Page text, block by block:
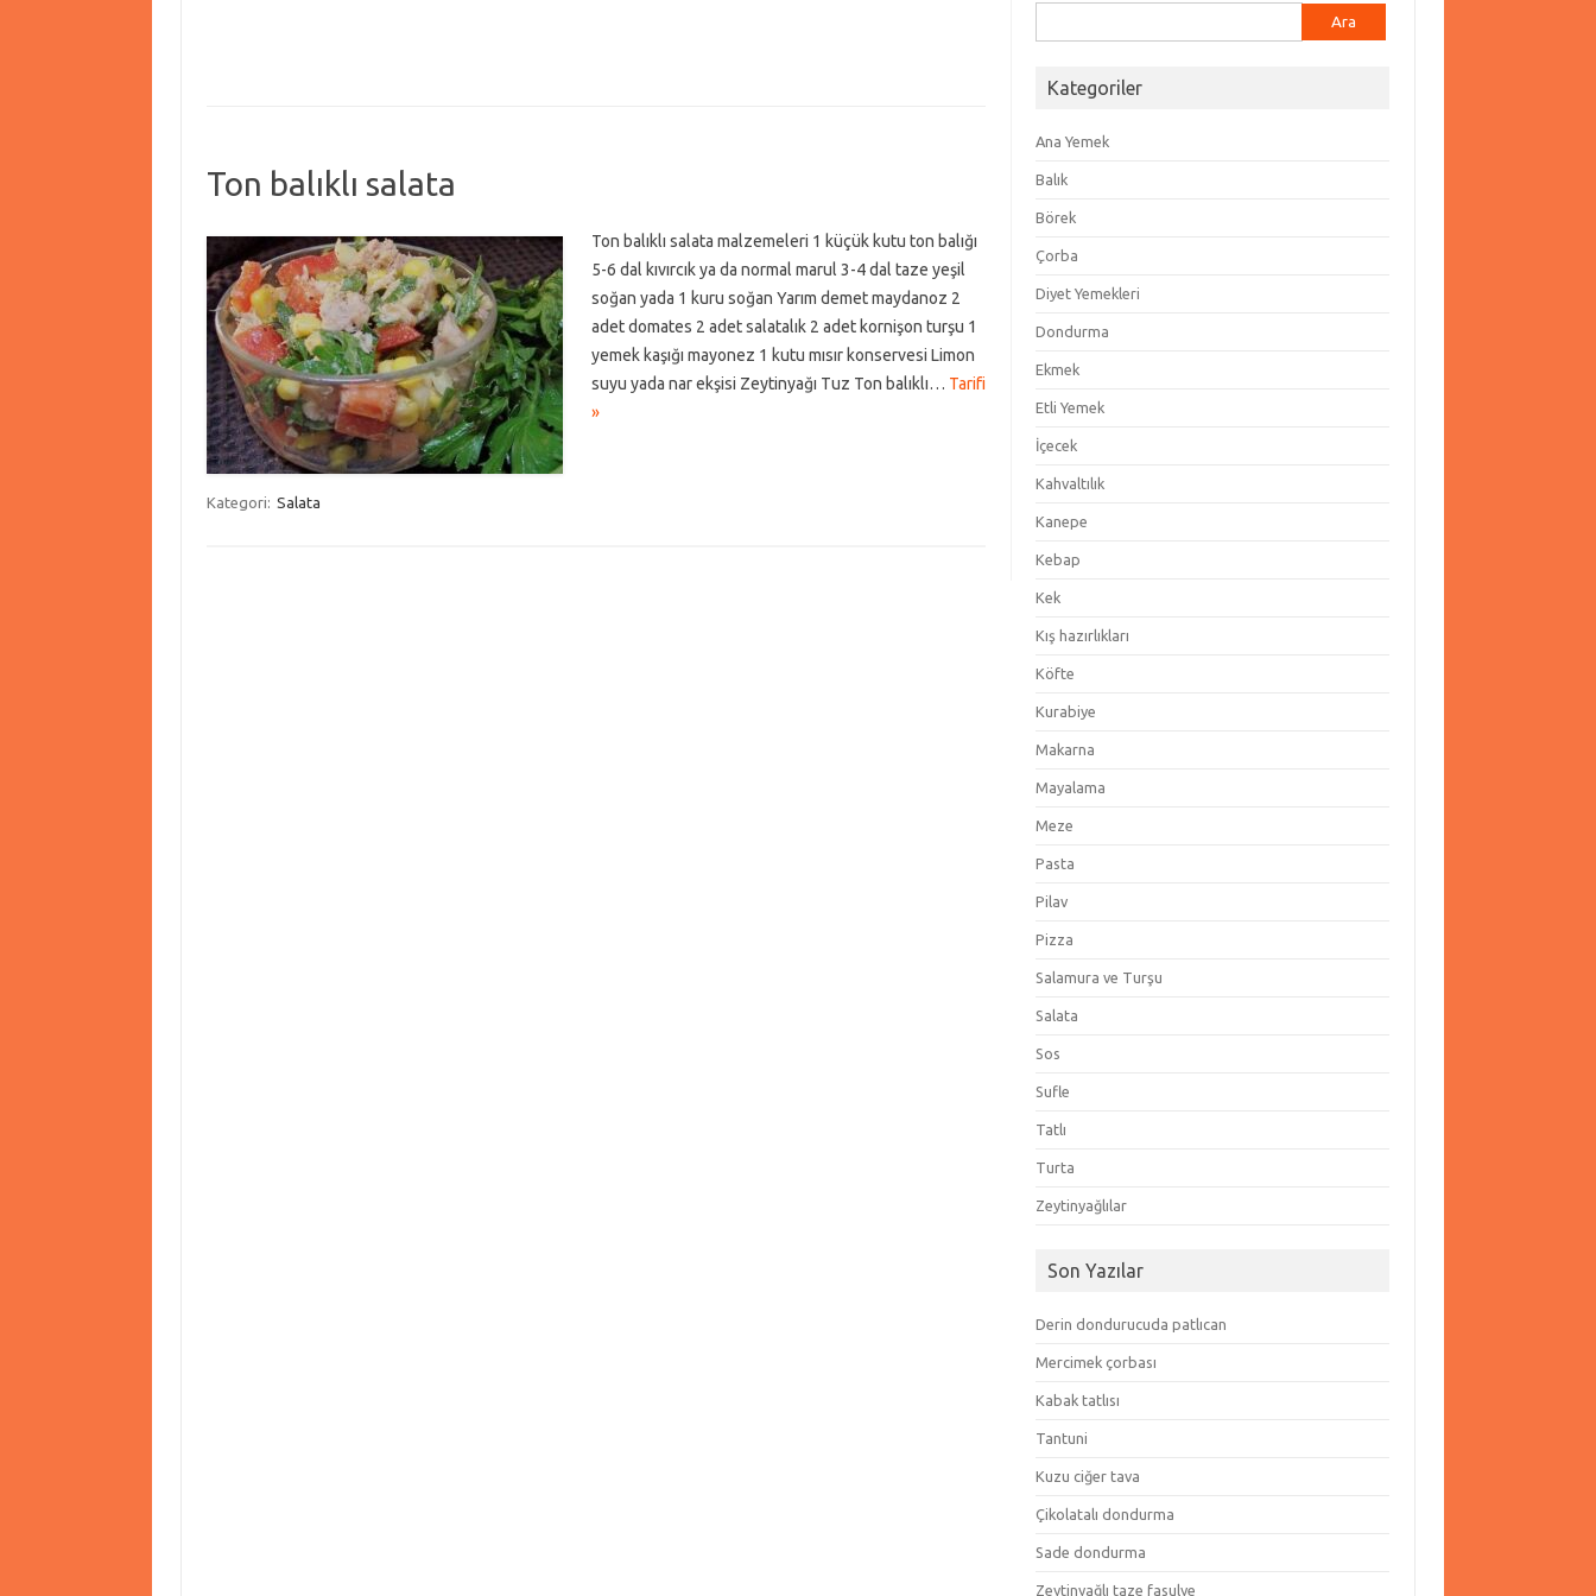
Ton balıklı salata
Ton balıklı salata malzemeleri 1 küçük kutu ton balığı
5-6 dal kıvırcık ya da normal marul 3-4 dal taze yeşil
soğan yada 1 kuru soğan Yarım demet maydanoz 2
adet domates 2 adet salatalık 2 adet kornişon turşu 1
yemek kaşığı mayonez 1 kutu mısır konservesi Limon
suyu yada nar ekşisi Zeytinyağı Tuz Ton balıklı… Tarifi
»
Kategori: Salata
Kategoriler
Ana Yemek
Balık
Börek
Çorba
Diyet Yemekleri
Dondurma
Ekmek
Etli Yemek
İçecek
Kahvaltılık
Kanepe
Kebap
Kek
Kış hazırlıkları
Köfte
Kurabiye
Makarna
Mayalama
Meze
Pasta
Pilav
Pizza
Salamura ve Turşu
Salata
Sos
Sufle
Tatlı
Turta
Zeytinyağlılar
Son Yazılar
Derin dondurucuda patlıcan
Mercimek çorbası
Kabak tatlısı
Tantuni
Kuzu ciğer tava
Çikolatalı dondurma
Sade dondurma
Zeytinyağlı taze fasulye